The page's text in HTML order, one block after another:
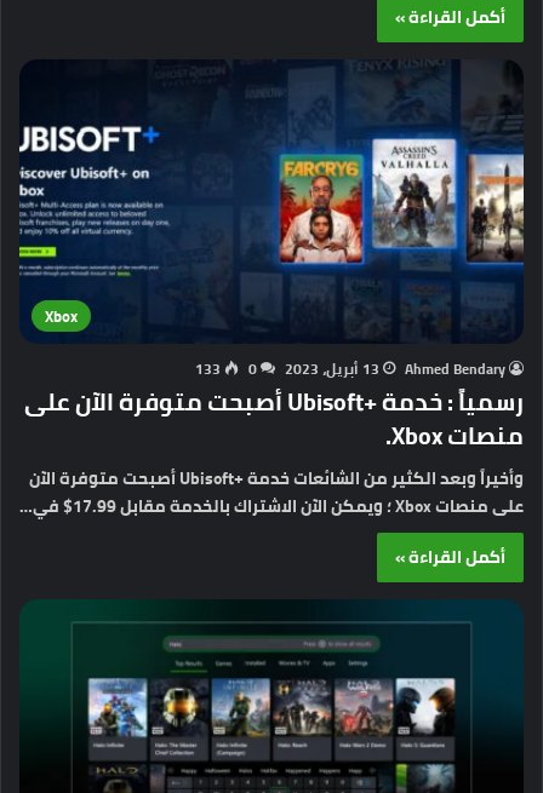
أكمل القراءة »
Xbox
Ahmed Bendary 13 أبريل، 2023 0
133
رسمياً : خدمة +Ubisoft أصبحت متوفرة الآن على
منصات Xbox.
وأخيراً وبعد الكثير من الشائعات خدمة +Ubisoft أصبحت متوفرة الآن
على منصات Xbox ؛ ويمكن الآن الاشتراك بالخدمة مقابل 17.99$ في…
أكمل القراءة »